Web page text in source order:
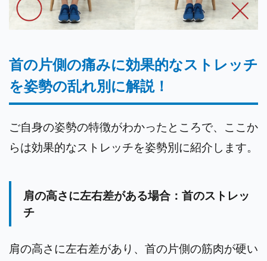
首の片側の痛みに効果的なストレッチ
を姿勢の乱れ別に解説！
ご自身の姿勢の特徴がわかったところで、ここか
らは効果的なストレッチを姿勢別に紹介します。
肩の高さに左右差がある場合：首のストレッ
チ
肩の高さに左右差があり、首の片側の筋肉が硬い